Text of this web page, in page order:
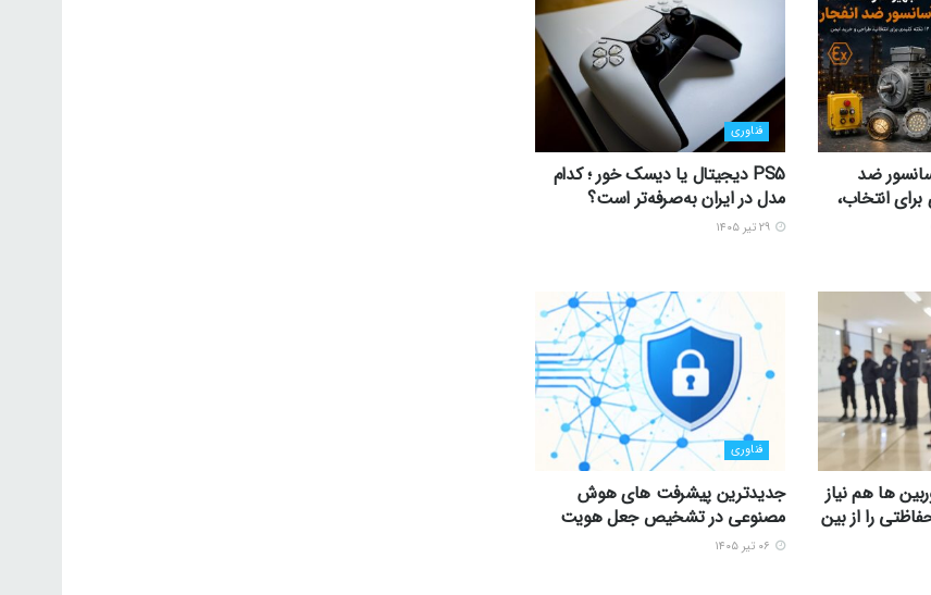
ضد
برای انتخاب،
فناوری
PS5 دیجیتال یا دیسک خور ؛ کدام
مدل در ایران به‌صرفه‌تر است؟
ها هم نیاز
را از بین
فناوری
جدیدترین پیشرفت های هوش
مصنوعی در تشخیص جعل هویت